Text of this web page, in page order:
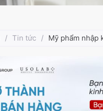
/ Tin tức / Mỹ phẩm nhập